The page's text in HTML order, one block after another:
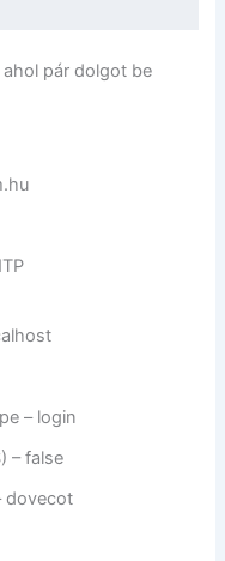
pár dolgot be
– login
– false
dovecot